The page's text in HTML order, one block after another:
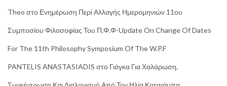
Theo στο Ενημέρωση Περί Αλλαγής Ημερομηνιών 11ου
Συμποσίου Φιλοσοφίας Του Π.Φ.Φ-Update On Change Of Dates
For The 11th Philosophy Symposium Of The W.P.F
PANTELIS ANASTASIADIS στο Γιόγκα Για Χαλάρωση,